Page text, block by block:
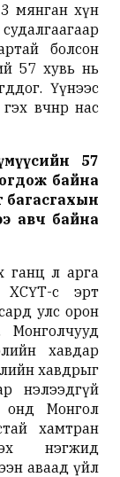
мянган хүн
болсон
57 хувь нь
Үүнээс
өвчнөөр нас
57
байна
багасгахын
авч байна
ганц л арга
өөс эрт
улс орон
Монголчууд
хавдар
хавдрыг
нэлээдгүй
онд Монгол
хамтран
нэгжид
аваад үйл